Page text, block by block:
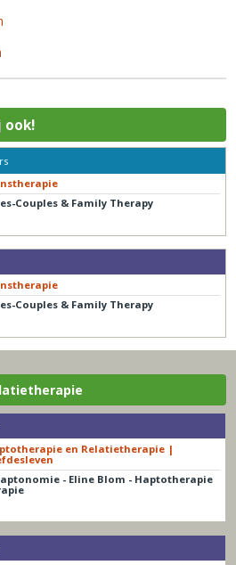
ook!
Couples & Family Therapy
Couples & Family Therapy
en Relatietherapie |
- Eline Blom - Haptotherapie